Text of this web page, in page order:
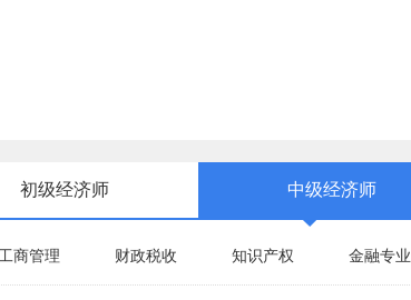
初级经济师 中级经济师
商管理 财政税收 知识产权 金融专业